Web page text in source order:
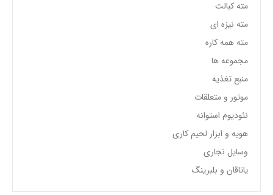
مته کبالت
مته نیزه ای
مته همه کاره
مجموعه ها
منبع تغذیه
موتور و متعلقات
نئودیوم استوانه
هویه و ابزار لحیم کاری
وسایل نجاری
یاتاقان و بلبرینگ